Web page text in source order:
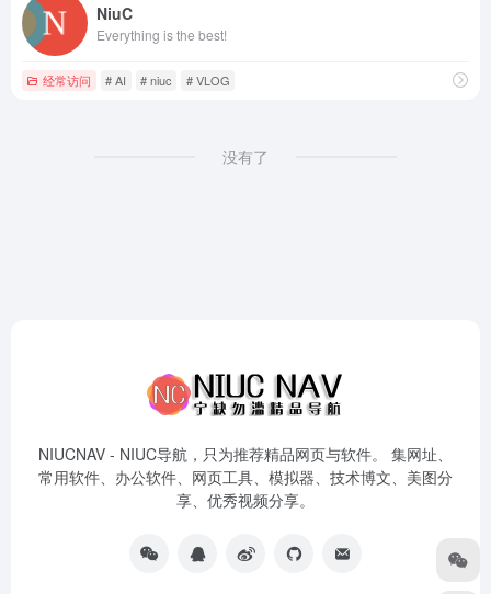
NiuC
Everything is the best!
经常访问 # AI # niuc # VLOG
没有了
NIUCNAV - NIUC导航，只为推荐精品网页与软件。 集网址、
常用软件、办公软件、网页工具、模拟器、技术博文、美图分
享、优秀视频分享。